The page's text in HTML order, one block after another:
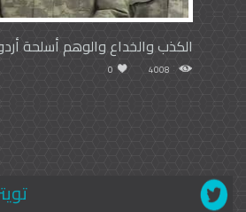
الكذب والخداع والوهم أسلحة
4008
0